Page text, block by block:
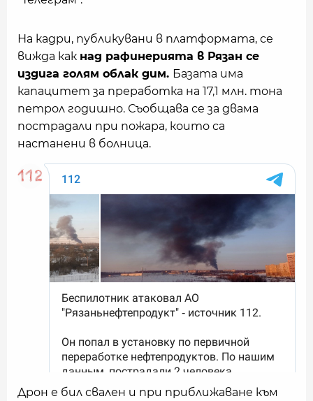
На кадри, публикувани в платформата, се
вижда как над рафинерията в Рязан се
издига голям облак дим. Базата има
капацитет за преработка на 17,1 млн. тона
петрол годишно. Съобщава се за двама
пострадали при пожара, които са
настанени в болница.
Дрон е бил свален и при приближаване към